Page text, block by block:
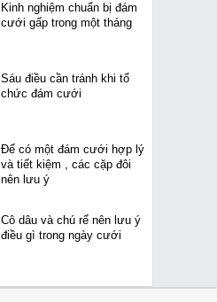
Kinh nghiệm chuẩn bị đám
cưới gấp trong một tháng
Sáu điều cần tránh khi tổ
chức đám cưới
Để có một đám cưới hợp lý
và tiết kiệm , các cặp đôi
nên lưu ý
Cô dâu và chú rể nên lưu ý
điều gì trong ngày cưới